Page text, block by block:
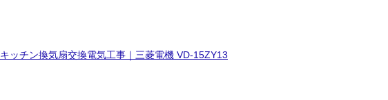
キッチン換気扇交換電気工事｜三菱電機 VD-15ZY13